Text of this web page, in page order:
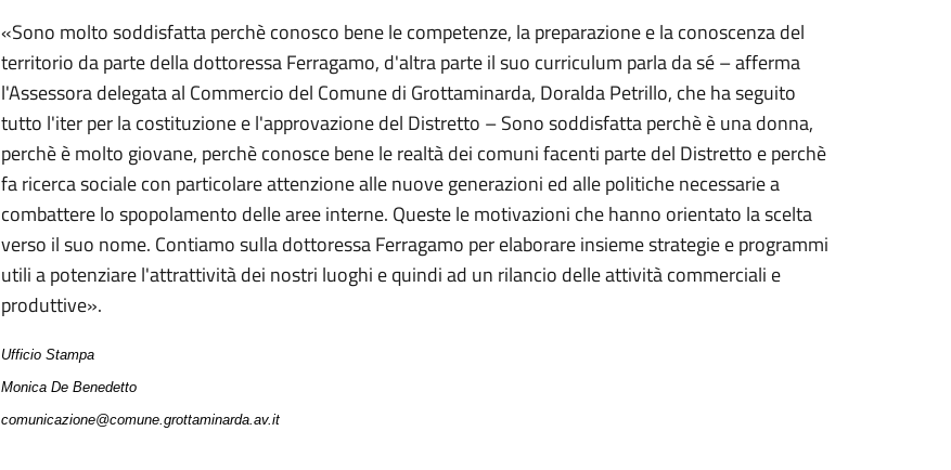
«Sono molto soddisfatta perchè conosco bene le competenze, la preparazione e la conoscenza del
territorio da parte della dottoressa Ferragamo, d'altra parte il suo curriculum parla da sé – afferma
l'Assessora delegata al Commercio del Comune di Grottaminarda, Doralda Petrillo, che ha seguito
tutto l'iter per la costituzione e l'approvazione del Distretto – Sono soddisfatta perchè è una donna,
perchè è molto giovane, perchè conosce bene le realtà dei comuni facenti parte del Distretto e perchè
fa ricerca sociale con particolare attenzione alle nuove generazioni ed alle politiche necessarie a
combattere lo spopolamento delle aree interne. Queste le motivazioni che hanno orientato la scelta
verso il suo nome. Contiamo sulla dottoressa Ferragamo per elaborare insieme strategie e programmi
utili a potenziare l'attrattività dei nostri luoghi e quindi ad un rilancio delle attività commerciali e
produttive».
Ufficio Stampa
Monica De Benedetto
comunicazione@comune.grottaminarda.av.it